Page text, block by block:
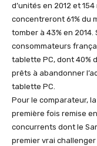
d’unités en 2012 et
concentreront 61% du
tomber à 43% en
consommateurs
tablette PC, dont 40%
prêts à abandonner
tablette PC.
Pour le comparateur,
première fois remise
concurrents dont le
premier vrai challenger